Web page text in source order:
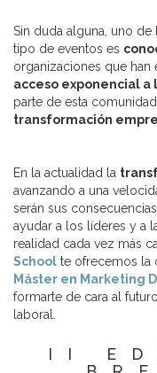
Sin duda alguna, uno
tipo de eventos es
organizaciones que han
acceso exponencial a
parte de esta
transformación
En la actualidad la
avanzando a una
serán sus
ayudar a los líderes y a
realidad cada vez más
School te ofrecemos la
Máster en Marketing
formarte de cara al
laboral.
II